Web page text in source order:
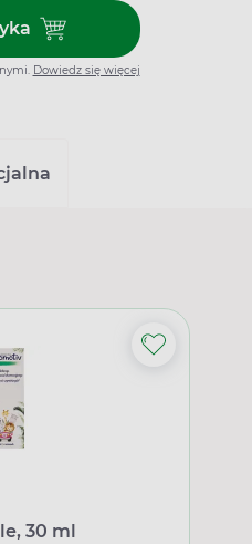
do koszyka Aviomarin
Dowiedz się więcej
30 ml